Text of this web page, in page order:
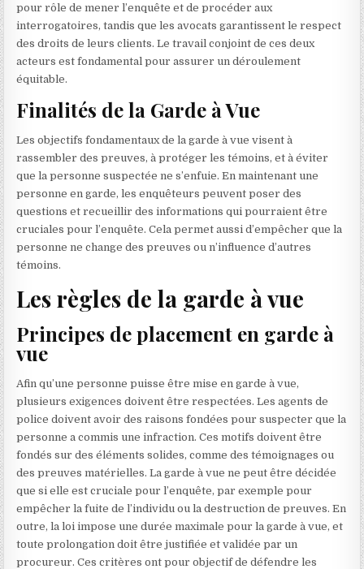
pour rôle de mener l’enquête et de procéder aux
interrogatoires, tandis que les avocats garantissent le respect
des droits de leurs clients. Le travail conjoint de ces deux
acteurs est fondamental pour assurer un déroulement
équitable.
Finalités de la Garde à Vue
Les objectifs fondamentaux de la garde à vue visent à
rassembler des preuves, à protéger les témoins, et à éviter
que la personne suspectée ne s’enfuie. En maintenant une
personne en garde, les enquêteurs peuvent poser des
questions et recueillir des informations qui pourraient être
cruciales pour l’enquête. Cela permet aussi d’empêcher que la
personne ne change des preuves ou n’influence d’autres
témoins.
Les règles de la garde à vue
Principes de placement en garde à
vue
Afin qu’une personne puisse être mise en garde à vue,
plusieurs exigences doivent être respectées. Les agents de
police doivent avoir des raisons fondées pour suspecter que la
personne a commis une infraction. Ces motifs doivent être
fondés sur des éléments solides, comme des témoignages ou
des preuves matérielles. La garde à vue ne peut être décidée
que si elle est cruciale pour l’enquête, par exemple pour
empêcher la fuite de l’individu ou la destruction de preuves. En
outre, la loi impose une durée maximale pour la garde à vue, et
toute prolongation doit être justifiée et validée par un
procureur. Ces critères ont pour objectif de défendre les